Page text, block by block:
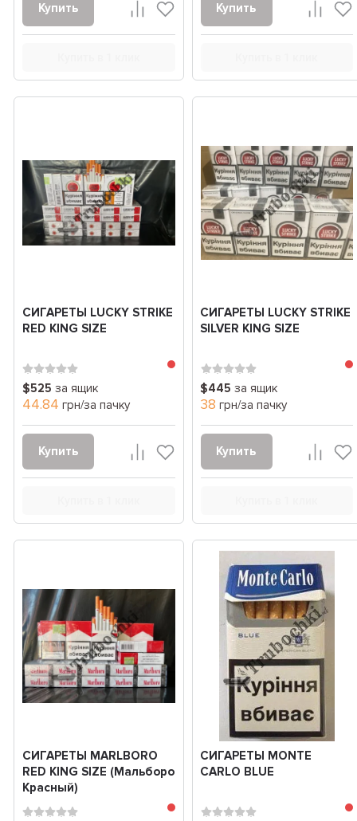
Купить Купить
СИГАРЕТЫ LUCKY STRIKE
RED KING SIZE
$525 за ящик
44.84 грн/за пачку
Купить
СИГАРЕТЫ LUCKY STRIKE
SILVER KING SIZE
$445 за ящик
38 грн/за пачку
Купить
СИГАРЕТЫ MARLBORO
RED KING SIZE (Мальборо
Красный)
СИГАРЕТЫ MONTE
CARLO BLUE